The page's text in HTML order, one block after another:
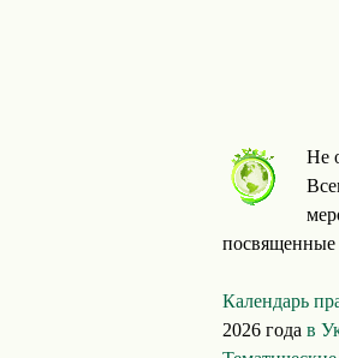
Не
посвященные
Календарь
2026 года в